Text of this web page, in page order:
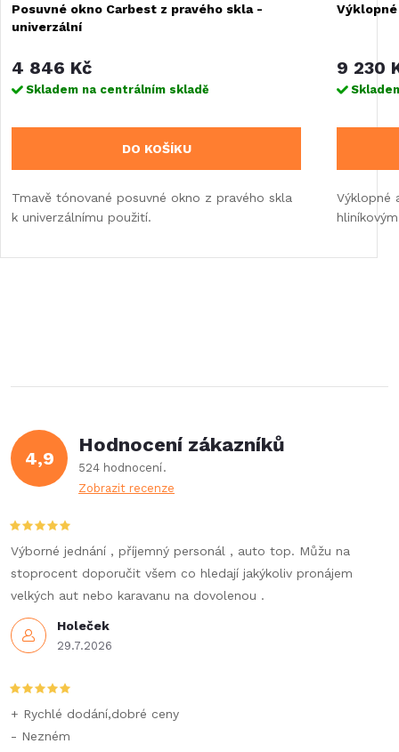
Posuvné okno Carbest z pravého skla -
univerzální
4 846 Kč
Skladem na centrálním skladě
DO KOŠÍKU
Tmavě tónované posuvné okno z pravého skla
k univerzálnímu použití.
9 230
Výklopné
4,9
Hodnocení zákazníků
524 hodnocení
Zobrazit recenze
Holeček
29.7.2026
Výborné jednání , příjemný personál , auto top. Můžu na
stoprocent doporučit všem co hledají jakýkoliv pronájem
velkých aut nebo karavanu na dovolenou .
+ Rychlé dodání,dobré ceny
- Nezném